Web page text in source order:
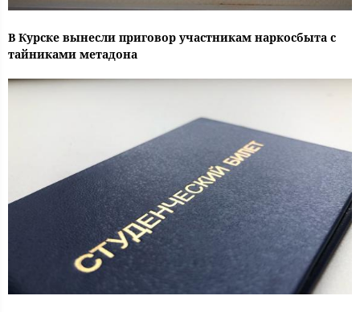
В Курске вынесли приговор участникам наркосбыта с
тайниками метадона